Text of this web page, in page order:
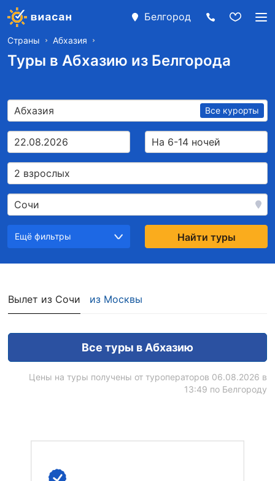
Белгород
Страны Абхазия
Туры в Абхазию из Белгорода
Абхазия Все курорты
22.08.2026 На 6-14 ночей
2 взрослых
Сочи
Ещё фильтры Найти туры
Вылет из Сочи из Москвы
Все туры в Абхазию
Цены на туры получены от туроператоров 06.08.2026 в
13:49 по Белгороду